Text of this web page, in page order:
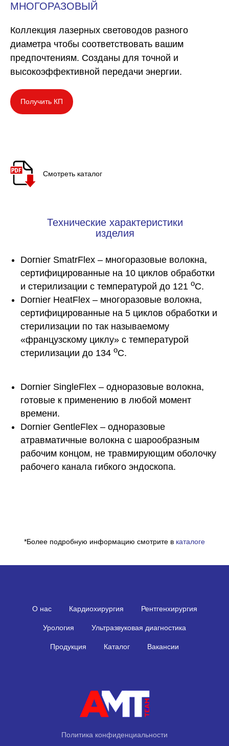
МНОГОРАЗОВЫЙ
Коллекция лазерных световодов разного
диаметра чтобы соответствовать вашим
предпочтениям. Созданы для точной и
высокоэффективной передачи энергии.
Получить КП
Смотреть каталог
Технические характеристики
изделия
Dornier SmatrFlex – многоразовые волокна,
сертифицированные на 10 циклов обработки
и стерилизации с температурой до 121 оС.
Dornier HeatFlex – многоразовые волокна,
сертифицированные на 5 циклов обработки и
стерилизации по так называемому
«французскому циклу» с температурой
стерилизации до 134 оС.
Dornier SingleFlex – одноразовые волокна,
готовые к применению в любой момент
времени.
Dornier GentleFlex – одноразовые
атравматичные волокна с шарообразным
рабочим концом, не травмирующим оболочку
рабочего канала гибкого эндоскопа.
*Более подробную информацию смотрите в каталоге
О нас Кардиохирургия Рентгенхирургия
Урология Ультразвуковая диагностика
Продукция Каталог Вакансии
Политика конфиденциальности